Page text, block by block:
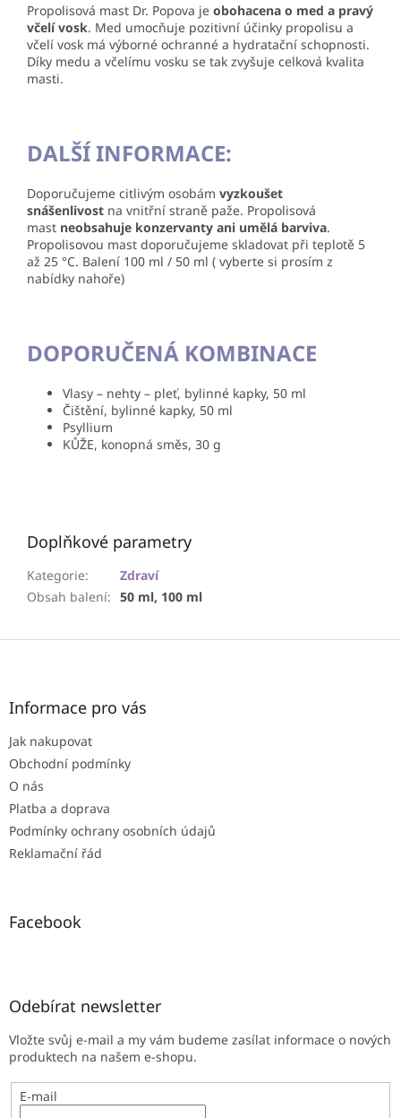
Propolisová mast Dr. Popova je obohacena o med a pravý
včelí vosk. Med umocňuje pozitivní účinky propolisu a
včelí vosk má výborné ochranné a hydratační schopnosti.
Díky medu a včelímu vosku se tak zvyšuje celková kvalita
masti.
DALŠÍINFORMACE:
Doporučujeme citlivým osobám vyzkoušet
snášenlivost na vnitřní straně paže. Propolisová
mast neobsahuje konzervanty ani umělá barviva.
Propolisovou mast doporučujeme skladovat při teplotě 5
až 25 °C. Balení 100 ml / 50 ml ( vyberte si prosím z
nabídky nahoře)
DOPORUČENÁ KOMBINACE
Vlasy – nehty – pleť, bylinné kapky, 50 ml
Čištění, bylinné kapky, 50 ml
Psyllium
KŮŽE, konopná směs, 30 g
Doplňkové parametry
Kategorie:
Zdraví
Obsah balení: 50 ml, 100 ml
Z
Informace pro vás
Jak nakupovat
Obchodní podmínky
O nás
Platba a doprava
Podmínky ochrany osobních údajů
Reklamační řád
Facebook
Odebírat newsletter
Vložte svůj e-mail a my vám budeme zasílat informace o nových
produktech na našem e-shopu.
E-mail